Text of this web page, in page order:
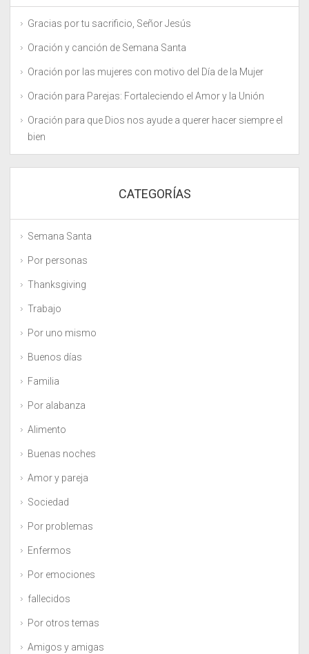
Gracias por tu sacrificio, Señor Jesús
Oración y canción de Semana Santa
Oración por las mujeres con motivo del Día de la Mujer
Oración para Parejas: Fortaleciendo el Amor y la Unión
Oración para que Dios nos ayude a querer hacer siempre el
bien
CATEGORÍAS
Semana Santa
Por personas
Thanksgiving
Trabajo
Por uno mismo
Buenos días
Familia
Por alabanza
Alimento
Buenas noches
Amor y pareja
Sociedad
Por problemas
Enfermos
Por emociones
fallecidos
Por otros temas
Amigos y amigas